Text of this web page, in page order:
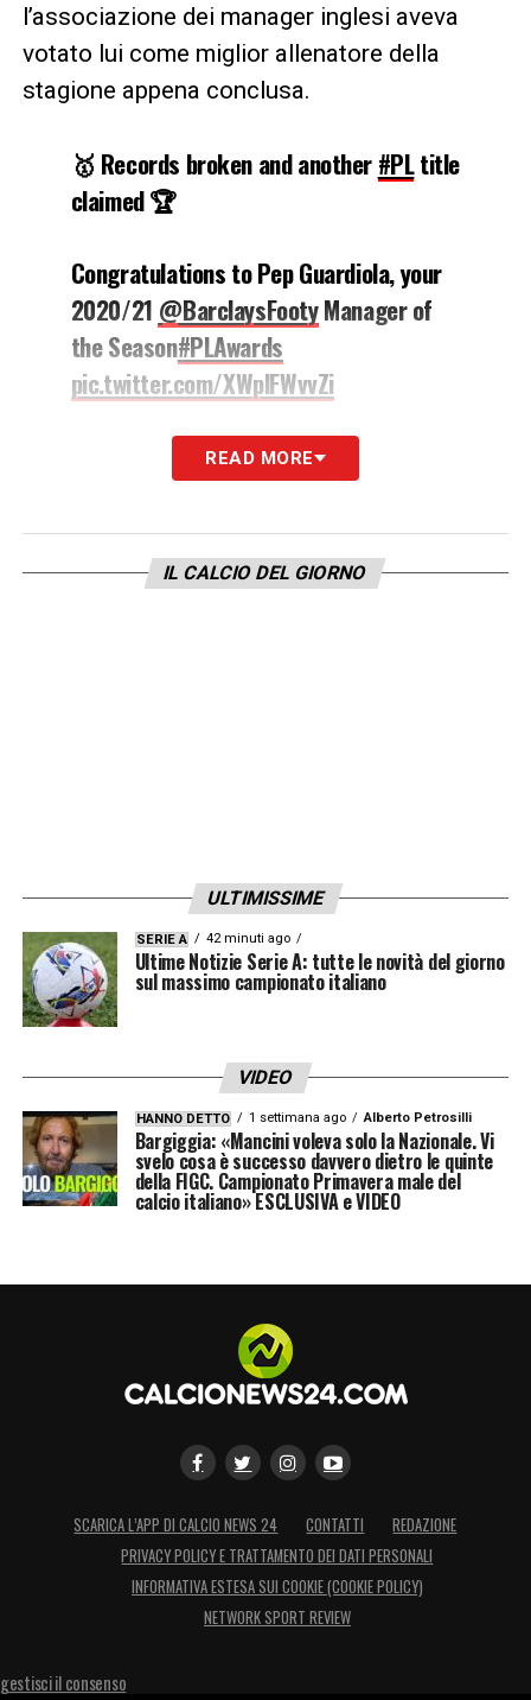
l’associazione dei manager inglesi aveva
votato lui come miglior allenatore della
stagione appena conclusa.
🥇 Records broken and another#PLtitle
claimed 🏆
Congratulations to Pep Guardiola, your
2020/21 @BarclaysFootyManager of
the Season#PLAwards
pic.twitter.com/XWplFWvvZi
— Premier League (@premierleague)
June 5, 2021
LA PLAYLIST DELLE NOSTRE TOP NEWS
READ MORE
IL CALCIO DEL GIORNO
ULTIMISSIME
SERIE A 42 minuti ago
Ultime Notizie Serie A: tutte le novità del giorno
sul massimo campionato italiano
VIDEO
HANNO DETTO 1 settimana ago Alberto Petrosilli
Bargiggia: «Mancini voleva solo la Nazionale. Vi
svelo cosa è successo davvero dietro le quinte
della FIGC. Campionato Primavera male del
calcio italiano» ESCLUSIVA e VIDEO
SCARICA L’APP DI CALCIO NEWS 24 CONTATTI
REDAZIONE
PRIVACY POLICY E TRATTAMENTO DEI DATI PERSONALI
INFORMATIVA ESTESA SUI COOKIE (COOKIE POLICY)
NETWORK SPORT REVIEW
gestisci il consenso